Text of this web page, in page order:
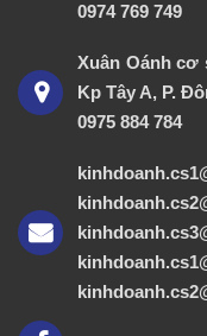
0974 769 749
Xuân Oánh cơ
Kp Tây A, P.
0975 884 784